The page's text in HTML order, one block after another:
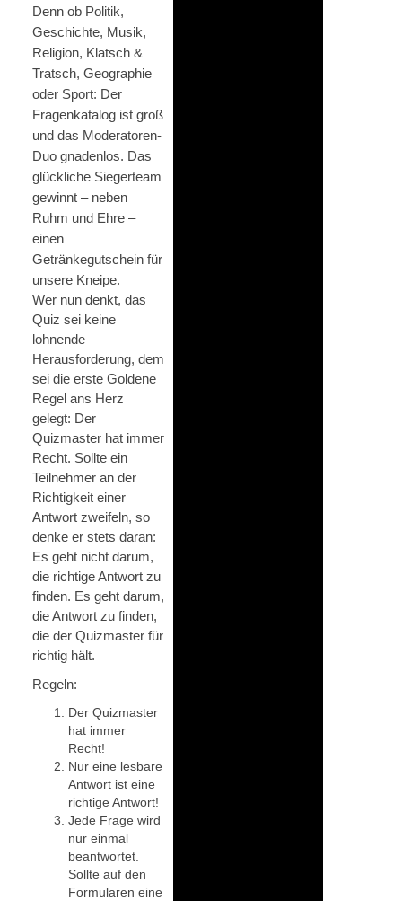
Denn ob Politik,
Geschichte, Musik,
Religion, Klatsch &
Tratsch, Geographie
oder Sport: Der
Fragenkatalog ist groß
und das Moderatoren-
Duo gnadenlos. Das
glückliche Siegerteam
gewinnt – neben
Ruhm und Ehre –
einen
Getränkegutschein für
unsere Kneipe.
Wer nun denkt, das
Quiz sei keine
lohnende
Herausforderung, dem
sei die erste Goldene
Regel ans Herz
gelegt: Der
Quizmaster hat immer
Recht. Sollte ein
Teilnehmer an der
Richtigkeit einer
Antwort zweifeln, so
denke er stets daran:
Es geht nicht darum,
die richtige Antwort zu
finden. Es geht darum,
die Antwort zu finden,
die der Quizmaster für
richtig hält.
Regeln:
Der Quizmaster
hat immer
Recht!
Nur eine lesbare
Antwort ist eine
richtige Antwort!
Jede Frage wird
nur einmal
beantwortet.
Sollte auf den
Formularen eine